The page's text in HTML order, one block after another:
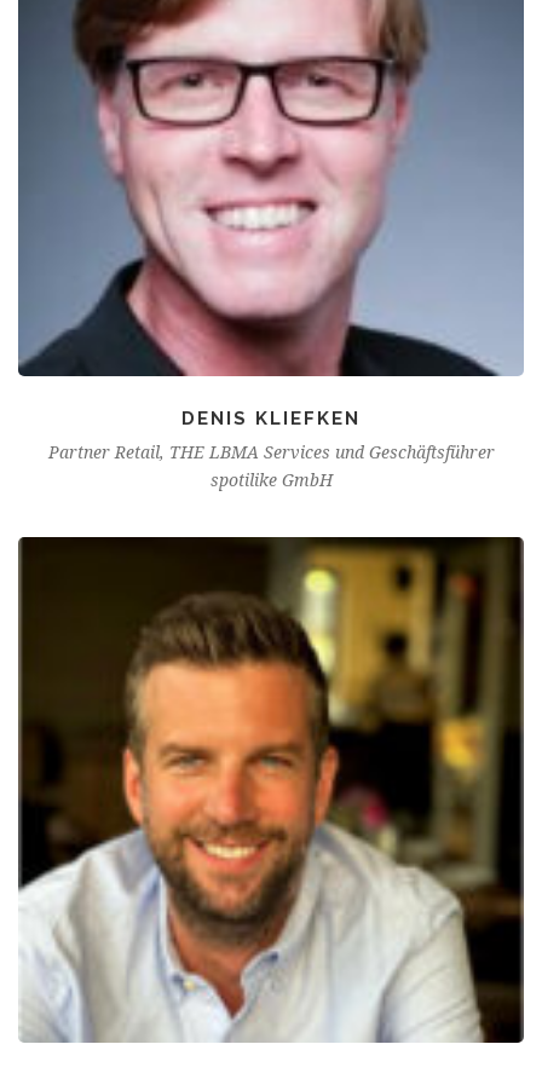
DENIS KLIEFKEN
Partner Retail, THE LBMA Services und Geschäftsführer
spotilike GmbH